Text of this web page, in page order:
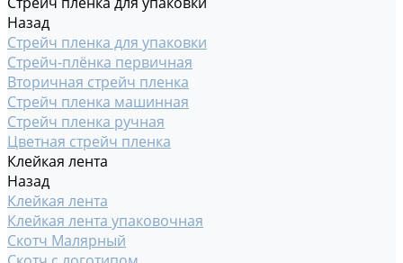
Назад
Стрейч пленка для упаковки
Стрейч-плёнка первичная
Вторичная стрейч пленка
Стрейч пленка машинная
Стрейч пленка ручная
Цветная стрейч пленка
Клейкая лента
Назад
Клейкая лента
Клейкая лента упаковочная
Скотч Малярный